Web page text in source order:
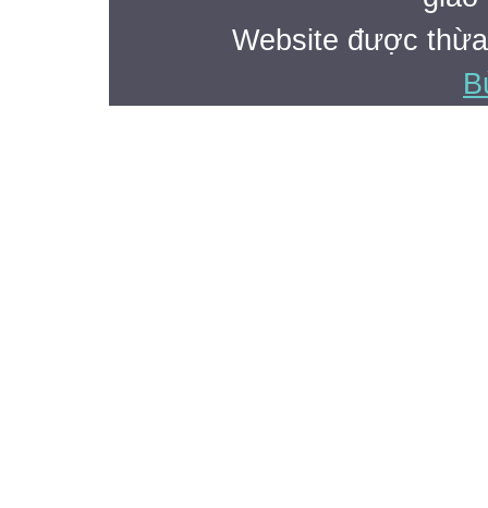
Website được